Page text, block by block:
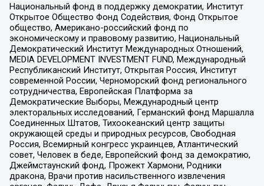
Национальный фонд в поддержку демократии, Институт
Открытое Общество Фонд Содействия, Фонд Открытое
общество, Американо-российский фонд по
экономическому и правовому развитию, Национальный
Демократический Институт Международных Отношений,
MEDIA DEVELOPMENT INVESTMENT FUND, Международный
Республиканский Институт, Открытая Россия, Институт
современной России, Черноморский фонд регионального
сотрудничества, Европейская Платформа за
Демократические Выборы, Международный центр
электоральных исследований, Германский фонд Маршалла
Соединенных Штатов, Тихоокеанский центр защиты
окружающей среды и природных ресурсов, Свободная
Россия, Всемирный конгресс украинцев, Атлантический
совет, Человек в беде, Европейский фонд за демократию,
Джеймстаунский фонд, Прожект Хармони, Родники
дракона, Врачи против насильственного извлечения